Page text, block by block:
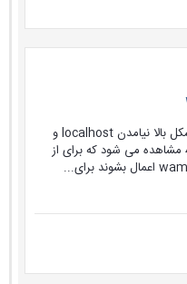
در wampserver نسخه های جدید مشکل بالا نیامدن localhost و
phpmyadmin وجود داره که ارور 403 مشاهده می شود که برای از